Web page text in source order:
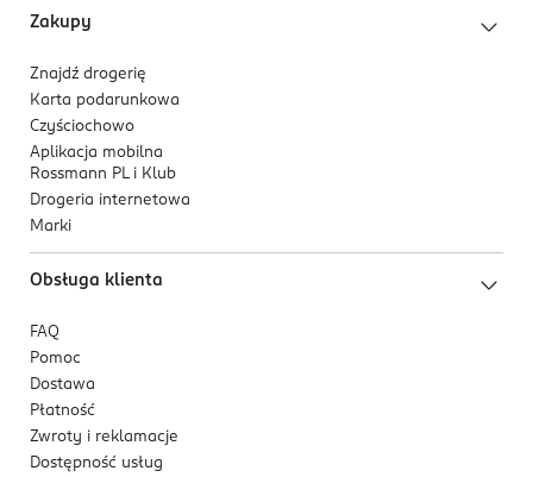
Zakupy
Znajdź drogerię
Karta podarunkowa
Czyściochowo
Aplikacja mobilna
Rossmann PL i Klub
Drogeria internetowa
Marki
Obsługa klienta
FAQ
Pomoc
Dostawa
Płatność
Zwroty i reklamacje
Dostępność usług